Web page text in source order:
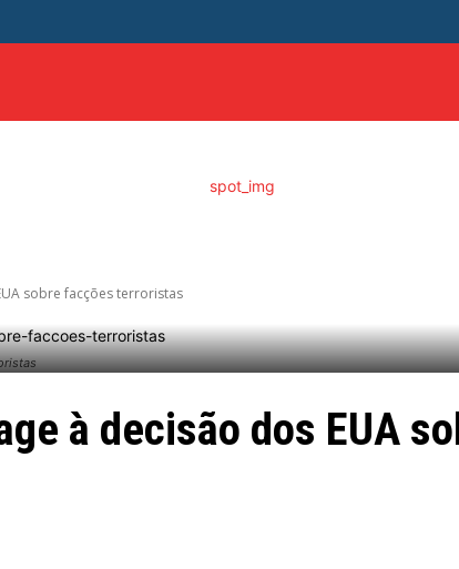
sobre facções terroristas
à decisão dos EUA